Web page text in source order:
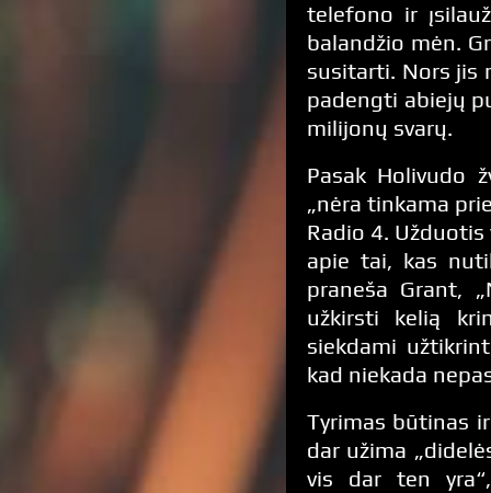
telefono ir
balandžio mėn.
susitarti. Nors jis
padengti abiejų
milijonų svarų.
Pasak Holivudo
„nėra tinkama
Radio 4.
apie tai, kas
praneša Grant,
užkirsti kelią
siekdami
kad niekada
Tyrimas būtinas
dar užima
vis dar ten